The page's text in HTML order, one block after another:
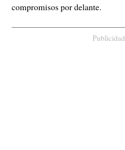
compromisos por delante.
Publicidad